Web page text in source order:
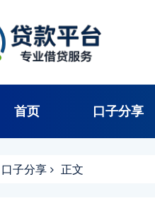
首页 口子分享
口子分享 正文